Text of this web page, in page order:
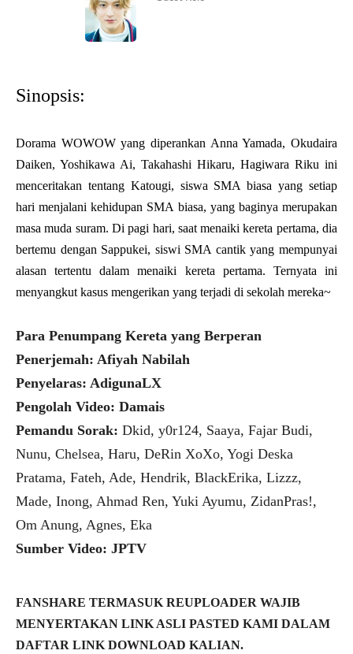
Sinopsis:
Dorama WOWOW yang diperankan Anna Yamada, Okudaira
Daiken, Yoshikawa Ai, Takahashi Hikaru, Hagiwara Riku ini
menceritakan tentang Katougi, siswa SMA biasa yang setiap
hari menjalani kehidupan SMA biasa, yang baginya merupakan
masa muda suram. Di pagi hari, saat menaiki kereta pertama, dia
bertemu dengan Sappukei, siswi SMA cantik yang mempunyai
alasan tertentu dalam menaiki kereta pertama. Ternyata ini
menyangkut kasus mengerikan yang terjadi di sekolah mereka~
Para Penumpang Kereta yang Berperan
Penerjemah: Afiyah Nabilah
Penyelaras: AdigunaLX
Pengolah Video: Damais
Pemandu Sorak: Dkid, y0r124, Saaya, Fajar Budi,
Nunu, Chelsea, Haru, DeRin XoXo, Yogi Deska
Pratama, Fateh, Ade, Hendrik, BlackErika, Lizzz,
Made, Inong, Ahmad Ren, Yuki Ayumu, ZidanPras!,
Om Anung, Agnes, Eka
Sumber Video: JPTV
FANSHARE TERMASUK REUPLOADER WAJIB
MENYERTAKAN LINK ASLI PASTED KAMI DALAM
DAFTAR LINK DOWNLOAD KALIAN.